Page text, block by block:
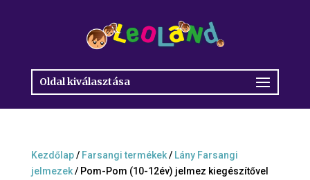
Oldal kiválasztása
Kezdőlap/ Farsangi termékek/ Lány Farsangi
jelmezek/ Pom-Pom (10-12év) jelmez kiegészítővel